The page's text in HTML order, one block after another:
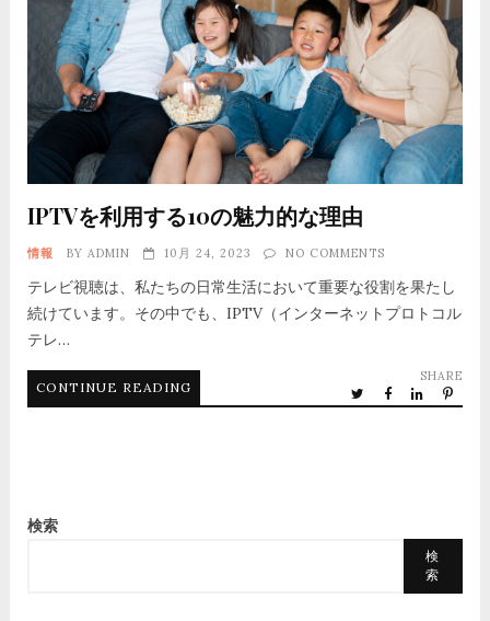
IPTVを利用する10の魅力的な理由
情報 BY ADMIN 10月 24, 2023 NO COMMENTS
テレビ視聴は、私たちの日常生活において重要な役割を果たし
続けています。その中でも、IPTV（インターネットプロトコル
テレ…
CONTINUE READING
SHARE
検索
検
索